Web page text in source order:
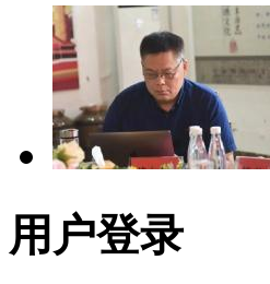
用户登录